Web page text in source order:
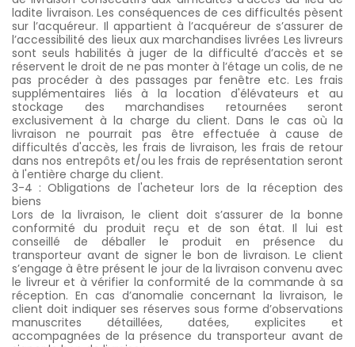
ladite livraison. Les conséquences de ces difficultés pèsent
sur l’acquéreur. Il appartient à l’acquéreur de s’assurer de
l’accessibilité des lieux aux marchandises livrées Les livreurs
sont seuls habilités à juger de la difficulté d’accès et se
réservent le droit de ne pas monter à l’étage un colis, de ne
pas procéder à des passages par fenêtre etc. Les frais
supplémentaires liés à la location d'élévateurs et au
stockage des marchandises retournées seront
exclusivement à la charge du client. Dans le cas où la
livraison ne pourrait pas être effectuée à cause de
difficultés d'accès, les frais de livraison, les frais de retour
dans nos entrepôts et/ou les frais de représentation seront
à l'entière charge du client.
3-4 : Obligations de l'acheteur lors de la réception des
biens
Lors de la livraison, le client doit s’assurer de la bonne
conformité du produit reçu et de son état. Il lui est
conseillé de déballer le produit en présence du
transporteur avant de signer le bon de livraison. Le client
s’engage à être présent le jour de la livraison convenu avec
le livreur et à vérifier la conformité de la commande à sa
réception. En cas d’anomalie concernant la livraison, le
client doit indiquer ses réserves sous forme d’observations
manuscrites détaillées, datées, explicites et
accompagnées de la présence du transporteur avant de